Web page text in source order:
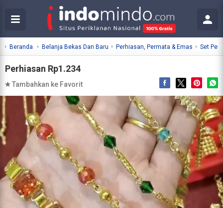
Beranda Belanja Bekas Dan Baru Perhiasan, Permata & Emas Set
Perhiasan Rp1.234
Tambahkan ke Favorit